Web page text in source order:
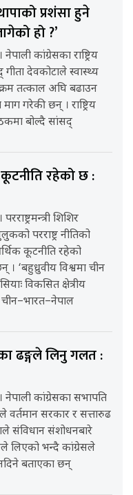
प्रशंसा हुने
हो ?’
कांग्रेसका राष्ट्रिय
देवकोटाले स्वास्थ्य
तत्काल अघि बढाउन
गरेकी छन् । राष्ट्रिय
बोल्दै सांसद्
कूटनीति रहेको छ :
शिशिर
परराष्ट्र नीतिको
कूटनीति रहेको
। ‘बहुध्रुवीय विश्वमा चीन
विकसित क्षेत्रीय
चीन–भारत–नेपाल
ढङ्गले लिनु गलत :
नेपाली कांग्रेसका सभापति
वर्तमान सरकार र सत्तारुढ
संविधान संशोधनबारे
लिएको भन्दै कांग्रेसले
बताएका छन्